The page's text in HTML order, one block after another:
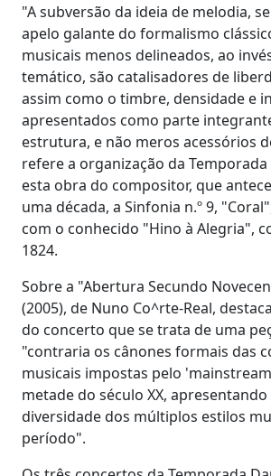
"A subversão da ideia de melodia,
apelo galante do formalismo
musicais menos delineados, ao
temático, são catalisadores de
assim como o timbre, densidade e
apresentados como parte
estrutura, e não meros acessórios
refere a organização da
esta obra do compositor, que
uma década, a Sinfonia n.º 9,
com o conhecido "Hino à Alegria",
1824.
Sobre a "Abertura Secundo
(2005), de Nuno Co^rte-Real,
do concerto que se trata de uma
"contraria os cânones formais das
musicais impostas pelo
metade do século XX,
diversidade dos múltiplos estilos
período".